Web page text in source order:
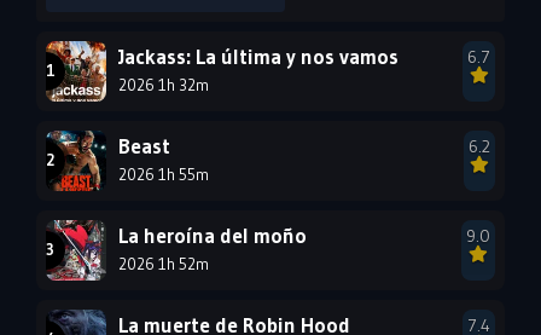
1999 1998 1997
1996
1990
1984
Jackass: La última y nos vamos
2026 1h 32m
6.7
Beast
2026 1h 55m
6.2
La heroína del moño
2026 1h 52m
9.0
La muerte de Robin Hood 7.4